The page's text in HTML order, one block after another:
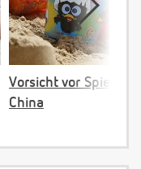
Vorsicht vor
China